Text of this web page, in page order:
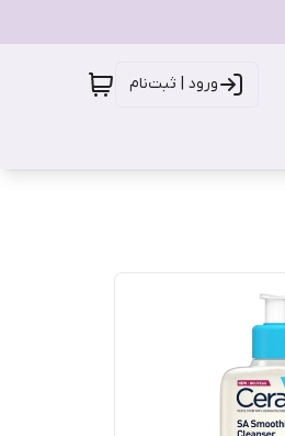
ورود | ثبت‌نام